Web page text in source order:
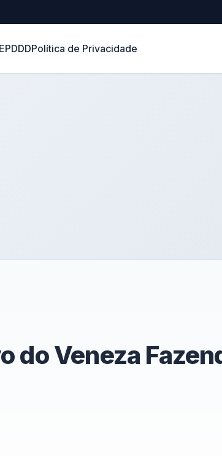
DDDPolítica de Privacidade
do Veneza